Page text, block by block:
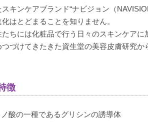
即効性と言うよりは気づいたら言う感じ
キンケアブランド“ナビジョン（
はとどまることを知りません。
ちには化粧品で行う日々のスキンケアに
づけてきたきた資生堂の美容皮膚研究か
徴
酸の一種であるグリシンの誘導体